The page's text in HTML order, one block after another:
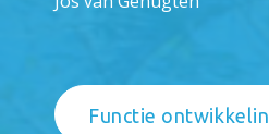
Functie